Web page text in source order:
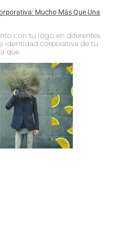
Mucho Más Que Una
con tu logo en diferentes
identidad corporativa de tu
que